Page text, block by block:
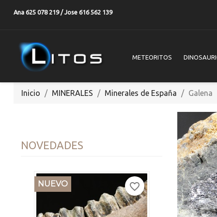
Ana 625 078 219 / Jose 616 562 139
METEORITOS
Inicio MINERALES Minerales de España Galena
NOVEDADES
NUEVO favorite_border